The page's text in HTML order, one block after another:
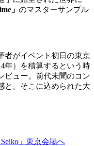
」 のマスターサンプル
者がイベント初日の東京
年）を積算するという時
ビュー。前代未聞のコン
と、そこに込められた大
」東京会場へ